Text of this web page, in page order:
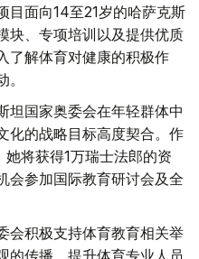
目面向14至21岁的哈萨克斯
块、专项培训以及提供优质
了解体育对健康的积极作
坦国家奥委会在年轻群体中
化的战略目标高度契合。作
将获得1万瑞士法郎的资
会参加国际教育研讨会及全
会积极支持体育教育相关举